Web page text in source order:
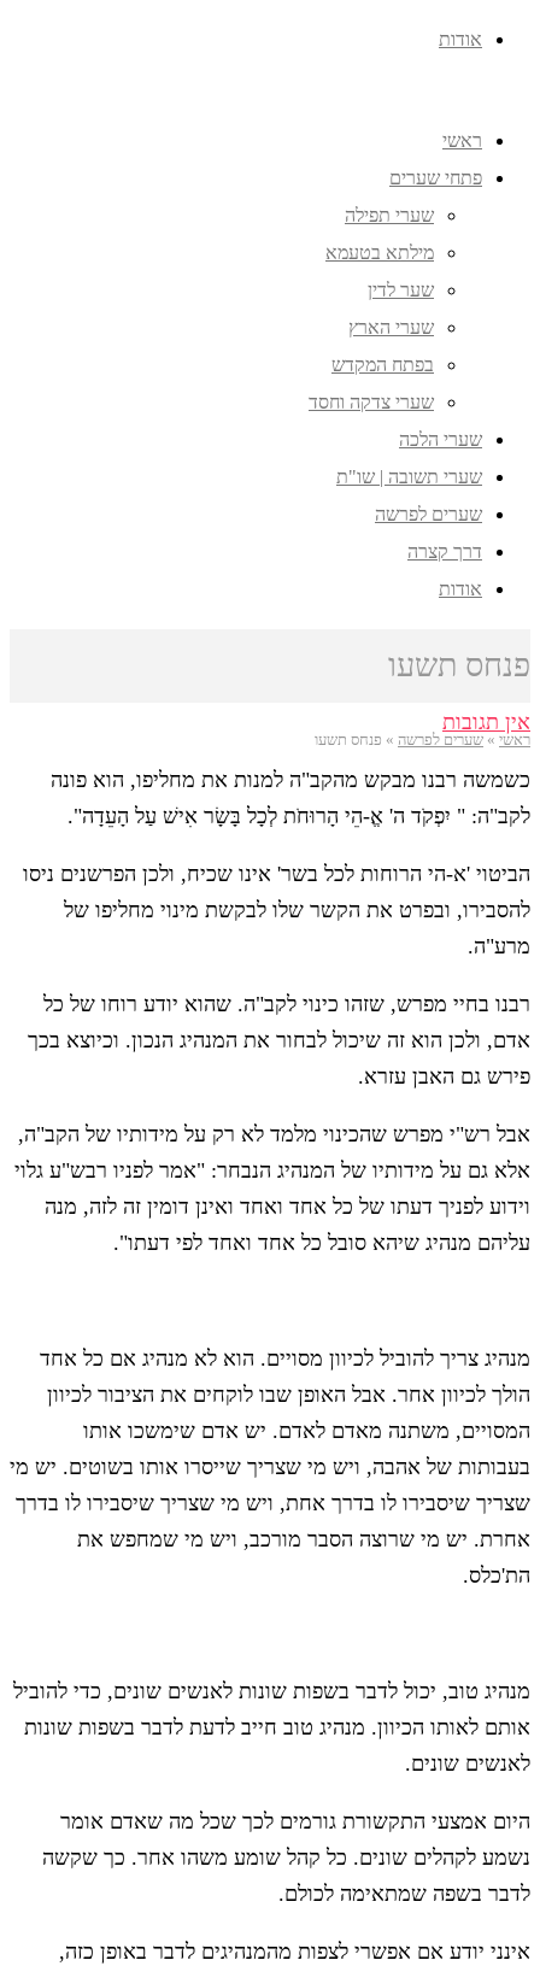
אודות
ראשי
פתחי שערים
שערי תפילה
מילתא בטעמא
שער לדין
שערי הארץ
בפתח המקדש
שערי צדקה וחסד
שערי הלכה
שערי תשובה | שו"ת
שערים לפרשה
דרך קצרה
אודות
פנחס תשעו
ראשי » שערים לפרשה » פנחס תשעו
אין תגובות
כשמשה רבנו מבקש מהקב"ה למנות את מחליפו, הוא פונה
לקב"ה: " יִפְקֹד ה' אֱ-הֵי הָרוּחֹת לְכָל בָּשָׂר אִישׁ עַל הָעֵדָה".
הביטוי 'א-הי הרוחות לכל בשר' אינו שכיח, ולכן הפרשנים ניסו
להסבירו, ובפרט את הקשר שלו לבקשת מינוי מחליפו של
מרע"ה.
רבנו בחיי מפרש, שזהו כינוי לקב"ה. שהוא יודע רוחו של כל
אדם, ולכן הוא זה שיכול לבחור את המנהיג הנכון. וכיוצא בכך
פירש גם האבן עזרא.
אבל רש"י מפרש שהכינוי מלמד לא רק על מידותיו של הקב"ה,
אלא גם על מידותיו של המנהיג הנבחר: "אמר לפניו רבש"ע גלוי
וידוע לפניך דעתו של כל אחד ואחד ואינן דומין זה לזה, מנה
עליהם מנהיג שיהא סובל כל אחד ואחד לפי דעתו".
מנהיג צריך להוביל לכיוון מסויים. הוא לא מנהיג אם כל אחד
הולך לכיוון אחר. אבל האופן שבו לוקחים את הציבור לכיוון
המסויים, משתנה מאדם לאדם. יש אדם שימשכו אותו
בעבותות של אהבה, ויש מי שצריך שייסרו אותו בשוטים. יש מי
שצריך שיסבירו לו בדרך אחת, ויש מי שצריך שיסבירו לו בדרך
אחרת. יש מי שרוצה הסבר מורכב, ויש מי שמחפש את
הת'כלס.
מנהיג טוב, יכול לדבר בשפות שונות לאנשים שונים, כדי להוביל
אותם לאותו הכיוון. מנהיג טוב חייב לדעת לדבר בשפות שונות
לאנשים שונים.
היום אמצעי התקשורת גורמים לכך שכל מה שאדם אומר
נשמע לקהלים שונים. כל קהל שומע משהו אחר. כך שקשה
לדבר בשפה שמתאימה לכולם.
אינני יודע אם אפשרי לצפות מהמנהיגים לדבר באופן כזה,